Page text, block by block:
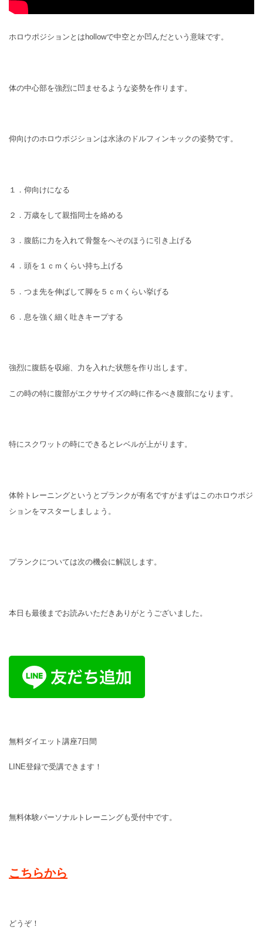
ホロウポジションとはhollowで中空とか凹んだという意味です。
体の中心部を強烈に凹ませるような姿勢を作ります。
仰向けのホロウポジションは水泳のドルフィンキックの姿勢です。
１．仰向けになる
２．万歳をして親指同士を絡める
３．腹筋に力を入れて骨盤をへそのほうに引き上げる
４．頭を１ｃｍくらい持ち上げる
５．つま先を伸ばして脚を５ｃｍくらい挙げる
６．息を強く細く吐きキープする
強烈に腹筋を収縮、力を入れた状態を作り出します。
この時の特に腹部がエクササイズの時に作るべき腹部になります。
特にスクワットの時にできるとレベルが上がります。
体幹トレーニングというとプランクが有名ですがまずはこのホロウポジ
ションをマスターしましょう。
プランクについては次の機会に解説します。
本日も最後までお読みいただきありがとうございました。
無料ダイエット講座7日間
LINE登録で受講できます！
無料体験パーソナルトレーニングも受付中です。
こちらから
どうぞ！